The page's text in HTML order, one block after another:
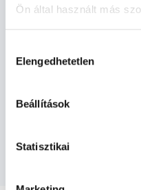
Ön által használt más
szabályzat:https://
kiválasztása
Elengedhetetlen
Beállítások
Statisztikai
Fizioterápia